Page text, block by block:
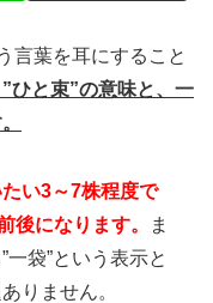
言葉を耳にすること
ひと束”の意味と、一
い3～7株程度で
後になります。
ま
袋”という表示と
りません。